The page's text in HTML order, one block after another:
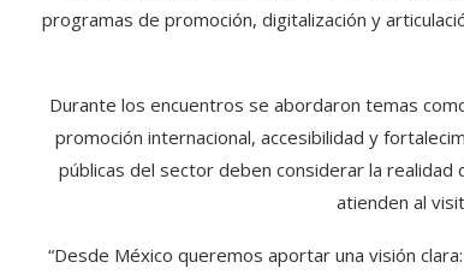
programas de promoción, digitalización y
Durante los encuentros se abordaron temas
promoción internacional, accesibilidad y
públicas del sector deben considerar la
atienden al
“Desde México queremos aportar una visión